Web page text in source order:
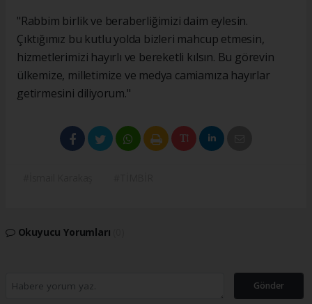
"Rabbim birlik ve beraberliğimizi daim eylesin.
Çıktığımız bu kutlu yolda bizleri mahcup etmesin,
hizmetlerimizi hayırlı ve bereketli kılsın. Bu görevin
ülkemize, milletimize ve medya camiamıza hayırlar
getirmesini diliyorum."
Okuyucu Yorumları
Gönder